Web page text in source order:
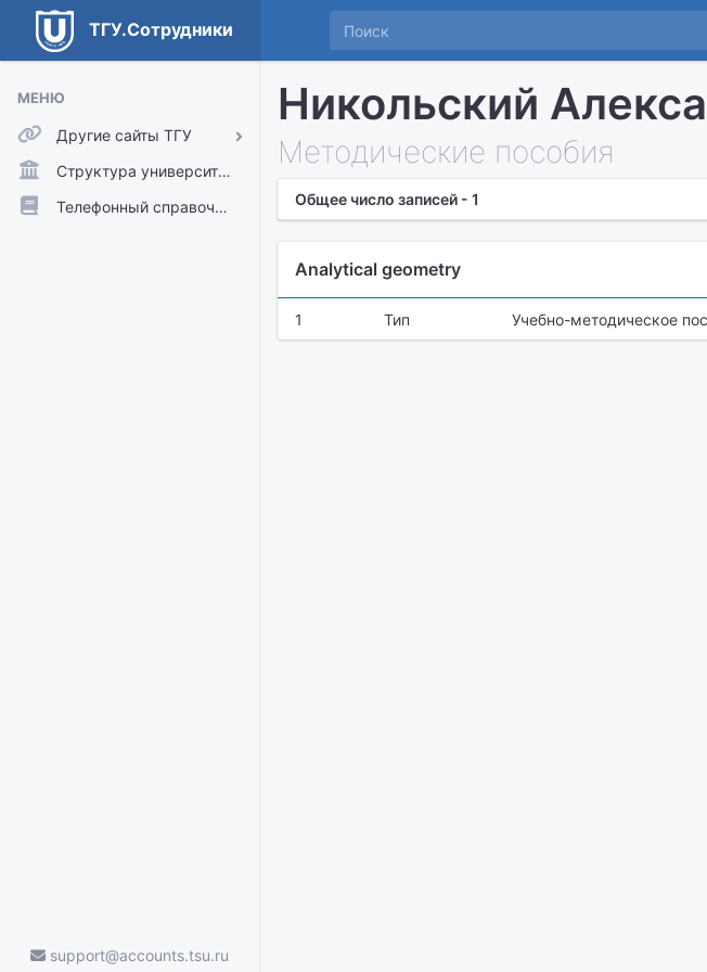
ТГУ.Сотрудники
МЕНЮ
Другие сайты ТГУ
ТГУ.Аккаунты
ТГУ.Расписание
Структура университета
Телефонный справочник
support@accounts.tsu.ru
Никольский
Методические пособия
Общее число записей - 1
Analytical geometry
1 Тип Учебно-методическое